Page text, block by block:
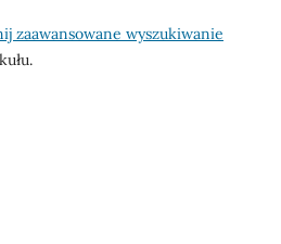
zaawansowane wyszukiwanie